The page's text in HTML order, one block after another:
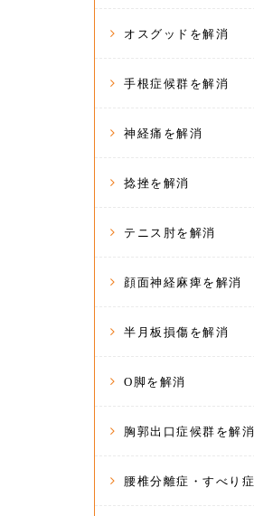
オスグッドを解消
手根症候群を解消
神経痛を解消
捻挫を解消
テニス肘を解消
顔面神経麻痺を解消
半月板損傷を解消
O脚を解消
胸郭出口症候群を解消
腰椎分離症・すべり症